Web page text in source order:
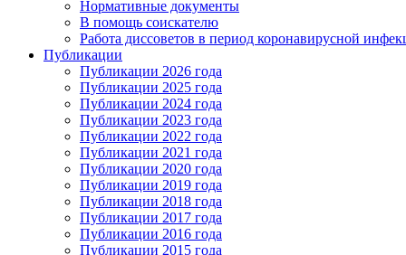
Нормативные документы
В помощь соискателю
Работа диссоветов в период коронавирусной
Публикации
Публикации 2026 года
Публикации 2025 года
Публикации 2024 года
Публикации 2023 года
Публикации 2022 года
Публикации 2021 года
Публикации 2020 года
Публикации 2019 года
Публикации 2018 года
Публикации 2017 года
Публикации 2016 года
Публикации 2015 года